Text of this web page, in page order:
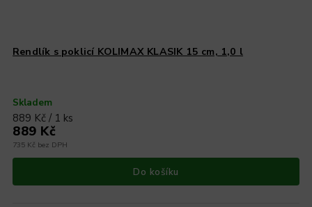
Rendlík s poklicí KOLIMAX KLASIK 15 cm, 1,0 l
Skladem
735 Kč bez DPH
889 Kč
889 Kč / 1 ks
Do košíku